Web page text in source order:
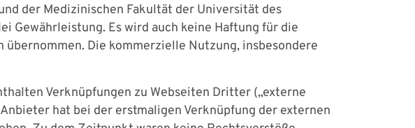
der Medizinischen Fakultät der Universität des
Gewährleistung. Es wird auch keine Haftung für die
Die kommerzielle Nutzung, insbesondere
Verknüpfungen zu Webseiten Dritter („externe
hat bei der erstmaligen Verknüpfung der externen